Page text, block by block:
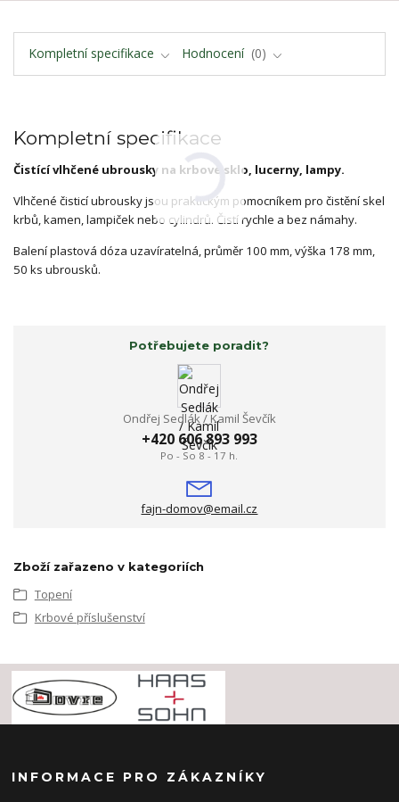
Kompletní specifikace Hodnocení 0
Kompletní specifikace
Čistící vlhčené ubrousky na krbové sklo, lucerny, lampy.
Vlhčené čisticí ubrousky jsou praktickým pomocníkem pro čistění skel
krbů, kamen, lampiček nebo cylindrů. Čistí rychle a bez námahy.
Balení plastová dóza uzavíratelná, průměr 100 mm, výška 178 mm,
50 ks ubrousků.
Potřebujete poradit?
Ondřej Sedlák / Kamil Ševčík
+420 606 893 993
Po - So 8 - 17 h.
fajn-domov@email.cz
Zboží zařazeno v kategoriích
Topení
Krbové příslušenství
INFORMACE PRO ZÁKAZNÍKY